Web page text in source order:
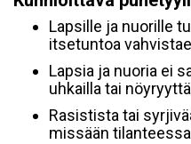
Lapsille ja nuorille
itsetuntoa
Lapsia ja nuoria ei
uhkailla tai
Rasistista tai
missään